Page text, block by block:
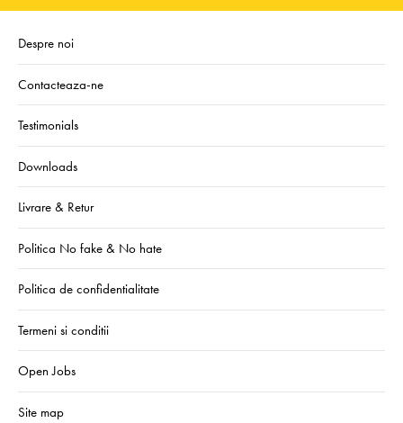
Despre noi
Contacteaza-ne
Testimonials
Downloads
Livrare & Retur
Politica No fake & No hate
Politica de confidentialitate
Termeni si conditii
Open Jobs
Site map